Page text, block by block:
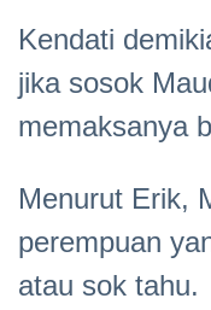
Kendati
jika sosok
memaksanya
Menurut Erik,
perempuan
atau sok tahu.